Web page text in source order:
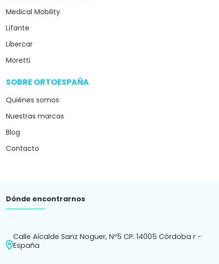
Medical Mobility
Lifante
Libercar
Moretti
SOBRE ORTOESPAÑA
Quiénes somos
Nuestras marcas
Blog
Contacto
Dónde encontrarnos
Calle Alcalde Sanz Noguer, Nº5 CP: 14005 Córdoba r -
España